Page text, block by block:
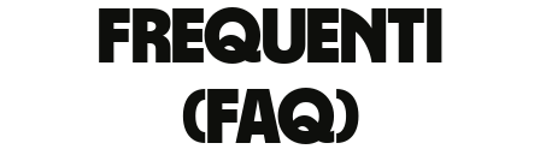
Frequenti
(FAQ)